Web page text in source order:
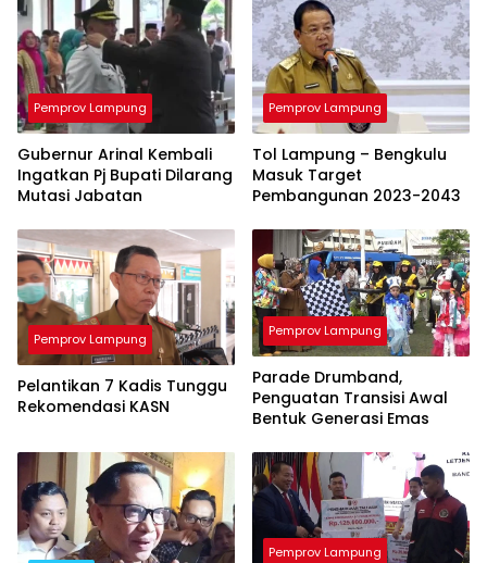
Pemprov Lampung
Gubernur Arinal Kembali
Ingatkan Pj Bupati Dilarang
Mutasi Jabatan
Pemprov Lampung
Tol Lampung – Bengkulu
Masuk Target
Pembangunan 2023-2043
Pemprov Lampung
Pelantikan 7 Kadis Tunggu
Rekomendasi KASN
Pemprov Lampung
Parade Drumband,
Penguatan Transisi Awal
Bentuk Generasi Emas
Pemprov Lampung